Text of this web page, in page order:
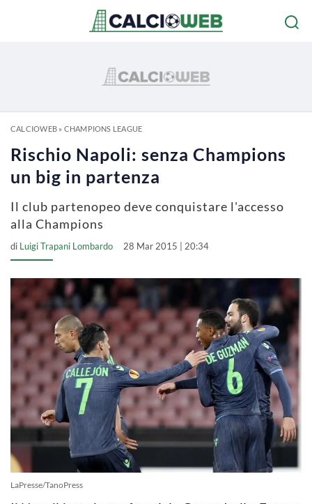
CALCIOWEB» CHAMPIONS LEAGUE
Rischio Napoli: senza Champions
un big in partenza
Il club partenopeo deve conquistare l'accesso
alla Champions
di Luigi Trapani Lombardo 28 Mar 2015 | 20:34
LaPresse/TanoPress